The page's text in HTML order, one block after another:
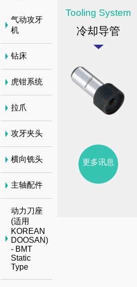
Tooling System
冷却导管
更多讯息
气动攻牙
机
钻床
虎钳系统
拉爪
攻牙夹头
横向铣头
主轴配件
动力刀座
(适用
KOREAN
DOOSAN)
- BMT
Static
Type